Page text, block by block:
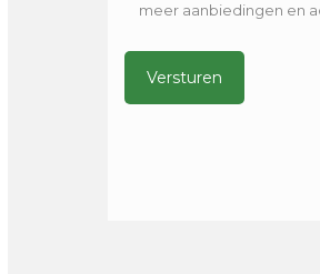
meer aanbiedingen en